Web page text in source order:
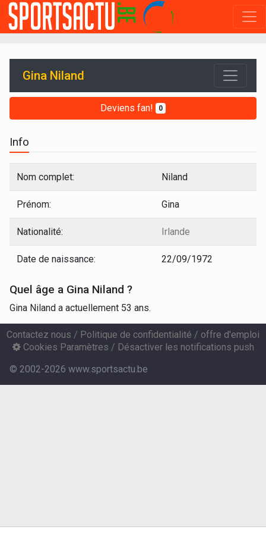
Gina Niland
Deviens fan! 0
Info
Nom complet: Niland
Prénom: Gina
Nationalité: Irlande
Date de naissance: 22/09/1972
Quel âge a Gina Niland ?
Gina Niland a actuellement 53 ans.
Contactez nous / Politique de confidentialité / offre d'emploi
Cookies Paramètres / Désactiver les notifications push
© 2002-2026 www.sportsactu.be